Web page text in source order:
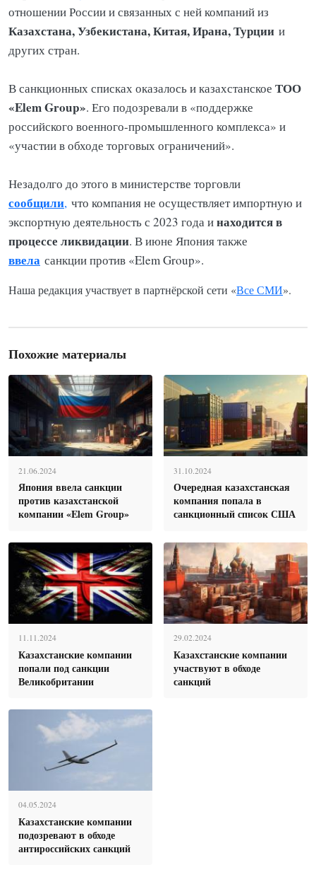
отношении России и связанных с ней компаний из
Казахстана, Узбекистана, Китая, Ирана, Турции и
других стран.
В санкционных списках оказалось и казахстанское ТОО
«Elem Group». Его подозревали в «поддержке
российского военного-промышленного комплекса» и
«участии в обходе торговых ограничений».
Незадолго до этого в министерстве торговли
сообщили, что компания не осуществляет импортную и
экспортную деятельность с 2023 года инаходится в
процессе ликвидации. В июне Япония также
ввела санкции против «Elem Group».
Наша редакция участвует в партнёрской сети «Все СМИ».
Похожие материалы
21.06.2024
Япония ввела санкции
против казахстанской
компании «Elem Group»
31.10.2024
Очередная казахстанская
компания попала в
санкционный список США
11.11.2024
Казахстанские компании
попали под санкции
Великобритании
29.02.2024
Казахстанские компании
участвуют в обходе
санкций
04.05.2024
Казахстанские компании
подозревают в обходе
антироссийских санкций